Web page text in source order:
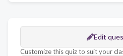
Edit
Customize this quiz to suit your